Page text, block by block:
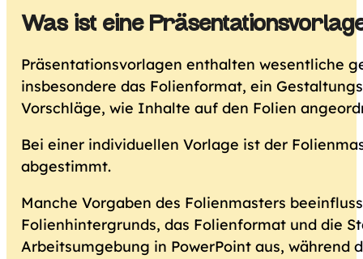
Was ist eine
Präsentationsvorlagen enthalten wesentliche
insbesondere das Folienformat, ein
Vorschläge, wie Inhalte auf den Folien
Bei einer individuellen Vorlage ist der
abgestimmt.
Manche Vorgaben des Folienmasters
Folienhintergrunds, das Folienformat und die
Arbeitsumgebung in PowerPoint aus, während